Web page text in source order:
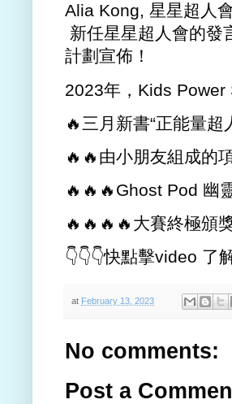
Alia Kong, 星星超人
新任星星超人會的
計劃宣佈！
2023年，Kids
🔥三月新書“正能量
🔥🔥由小朋友組成的
🔥🔥🔥Ghost Pod 幽
🔥🔥🔥🔥大賽終極頒
👇👇👇快點擊video 了
at February 13, 2023
No comments:
Post a